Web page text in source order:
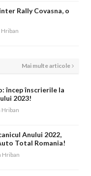
Rally Covasna, o
Mai multe articole
încep înscrierile la
2023!
Anului 2022,
Total Romania!
Hriban